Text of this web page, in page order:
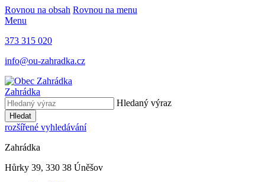
Rovnou na obsah Rovnou na menu
Menu
373 315 020
info@ou-zahradka.cz
Zahrádka
Hledaný výraz
Hledat
rozšířené vyhledávání
Zahrádka
Hůrky 39, 330 38 Úněšov